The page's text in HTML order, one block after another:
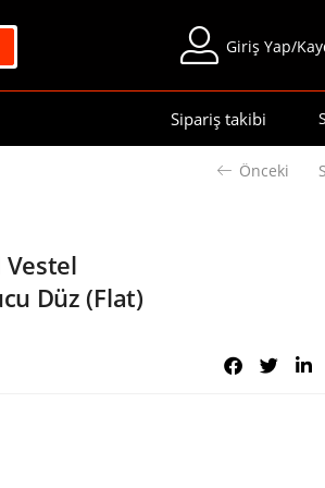
Giriş Yap/
Sipariş takibi
Önceki
Düz (Flat)